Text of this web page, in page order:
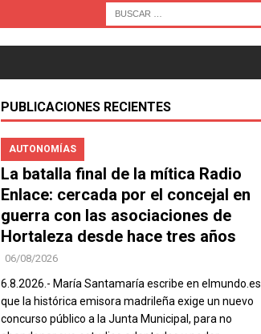
PUBLICACIONES RECIENTES
AUTONOMÍAS
La batalla final de la mítica Radio
Enlace: cercada por el concejal en
guerra con las asociaciones de
Hortaleza desde hace tres años
06/08/2026
6.8.2026.- María Santamaría escribe en elmundo.es
que la histórica emisora madrileña exige un nuevo
concurso público a la Junta Municipal, para no